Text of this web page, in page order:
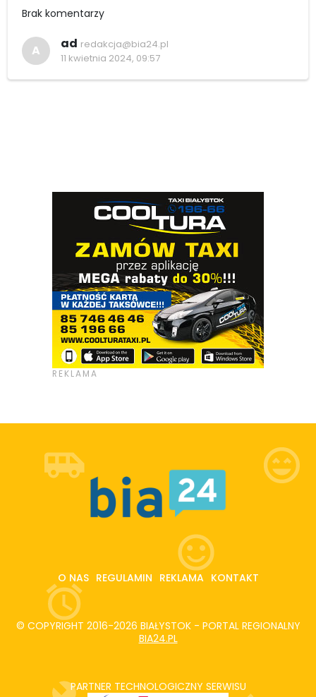
Brak komentarzy
A ad redakcja@bia24.pl
11 kwietnia 2024, 09:57
O NAS REGULAMIN REKLAMA KONTAKT
© COPYRIGHT 2016-2026 BIAŁYSTOK - PORTAL REGIONALNY
BIA24.PL
PARTNER TECHNOLOGICZNY SERWISU